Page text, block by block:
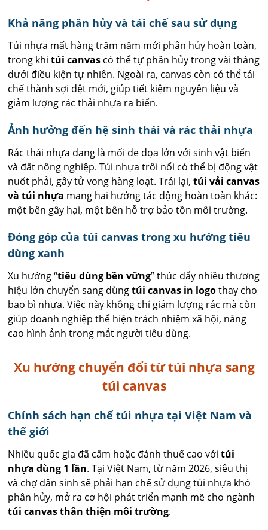
Khả năng phân hủy và tái chế sau sử dụng
Túi nhựa mất hàng trăm năm mới phân hủy hoàn toàn,
trong khitúi canvas có thể tự phân hủy trong vài tháng
dưới điều kiện tự nhiên. Ngoài ra, canvas còn có thể tái
chế thành sợi dệt mới, giúp tiết kiệm nguyên liệu và
giảm lượng rác thải nhựa ra biển.
Ảnh hưởng đến hệ sinh thái và rác thải nhựa
Rác thải nhựa đang là mối đe dọa lớn với sinh vật biển
và đất nông nghiệp. Túi nhựa trôi nổi có thể bị động vật
nuốt phải, gây tử vong hàng loạt. Trái lại,túi vải canvas
và túi nhựa mang hai hướng tác động hoàn toàn khác:
một bên gây hại, một bên hỗ trợ bảo tồn môi trường.
Đóng góp của túi canvas trong xu hướng tiêu
dùng xanh
Xu hướng “tiêu dùng bền vững” thúc đẩy nhiều thương
hiệu lớn chuyển sang dùngtúi canvas in logothay cho
bao bì nhựa. Việc này không chỉ giảm lượng rác mà còn
giúp doanh nghiệp thể hiện trách nhiệm xã hội, nâng
cao hình ảnh trong mắt người tiêu dùng.
Xu hướng chuyển đổi từ túi nhựa sang
túi canvas
Chính sách hạn chế túi nhựa tại Việt Nam và
thế giới
Nhiều quốc gia đã cấm hoặc đánh thuế cao vớitúi
nhựa dùng 1 lần. Tại Việt Nam, từ năm 2026, siêu thị
và chợ dân sinh sẽ phải hạn chế sử dụng túi nhựa khó
phân hủy, mở ra cơ hội phát triển mạnh mẽ cho ngành
túi canvas thân thiện môi trường.